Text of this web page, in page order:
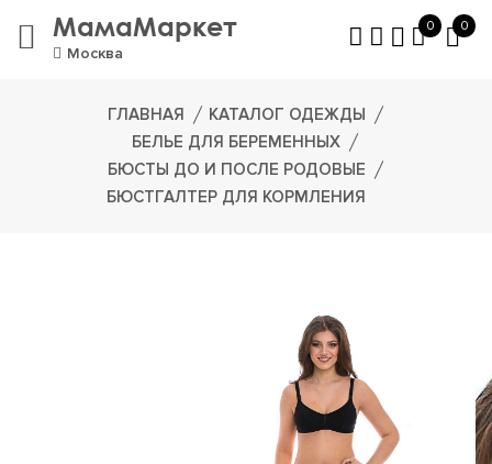
МамаМаркет
Москва
0 0
ГЛАВНАЯ
КАТАЛОГ ОДЕЖДЫ
БЕЛЬЕ ДЛЯ БЕРЕМЕННЫХ
БЮСТЫ ДО И ПОСЛЕ РОДОВЫЕ
БЮСТГАЛТЕР ДЛЯ КОРМЛЕНИЯ